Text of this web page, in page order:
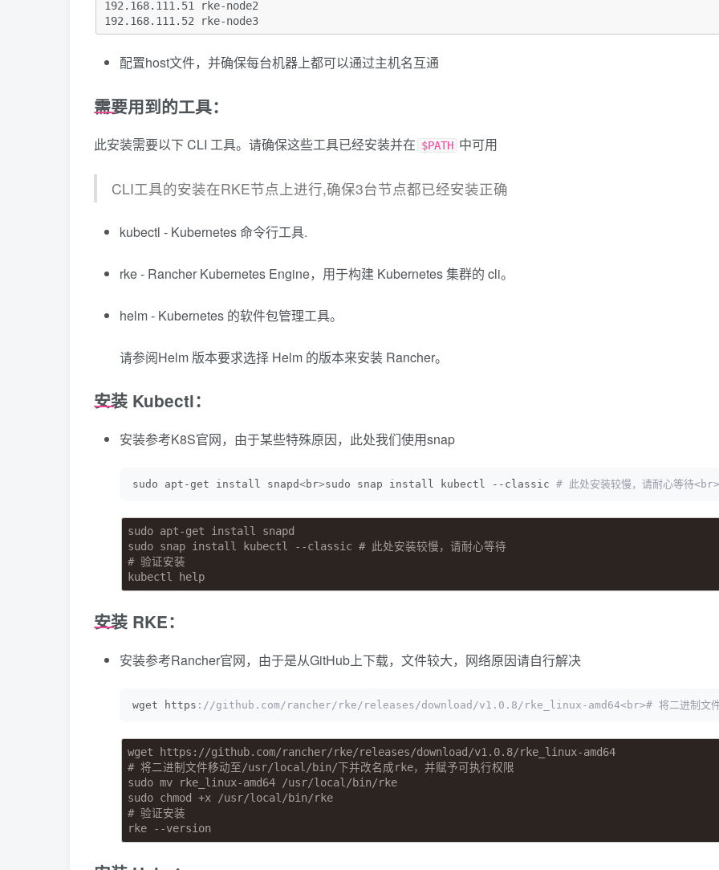
192.168.111.51 rke-node2
192.168.111.52 rke-node3
配置host文件，并确保每台机器上都可以通过主机名互通
需要用到的工具：
此安装需要以下 CLI 工具。请确保这些工具已经安装并在 $PATH 中可用
CLI工具的安装在RKE节点上进行,确保3台节点都已经安装正确
kubectl - Kubernetes 命令行工具.
rke - Rancher Kubernetes Engine，用于构建 Kubernetes 集群的 cli。
helm - Kubernetes 的软件包管理工具。
请参阅Helm 版本要求选择 Helm 的版本来安装 Rancher。
安装 Kubectl：
安装参考K8S官网，由于某些特殊原因，此处我们使用snap
sudo apt-get install snapd<br>sudo snap install kubectl --classic # 此处安装较慢，请耐心等待
sudo apt-get install snapd
sudo snap install kubectl --classic # 此处安装较慢，请耐心等待
# 验证安装
kubectl help
安装 RKE：
安装参考Rancher官网，由于是从GitHub上下载，文件较大，网络原因请自行解决
wget https ://github.com/rancher/rke/releases/download/v1.0.8/rke_linux-amd64<br># 将二进制
wget https://github.com/rancher/rke/releases/download/v1.0.8/rke_linux-amd64
# 将二进制文件移动至/usr/local/bin/下并改名成rke，并赋予可执行权限
sudo mv rke_linux-amd64 /usr/local/bin/rke
sudo chmod +x /usr/local/bin/rke
# 验证安装
rke --version